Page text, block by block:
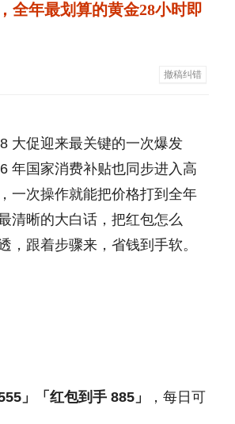
全年最划算的黄金28小时即
撤稿纠错
大促迎来最关键的一次爆发
国家消费补贴也同步进入高
一次操作就能把价格打到全年
清晰的大白话，把红包怎么
跟着步骤来，省钱到手软。
」「红包到手 885」
，每日可